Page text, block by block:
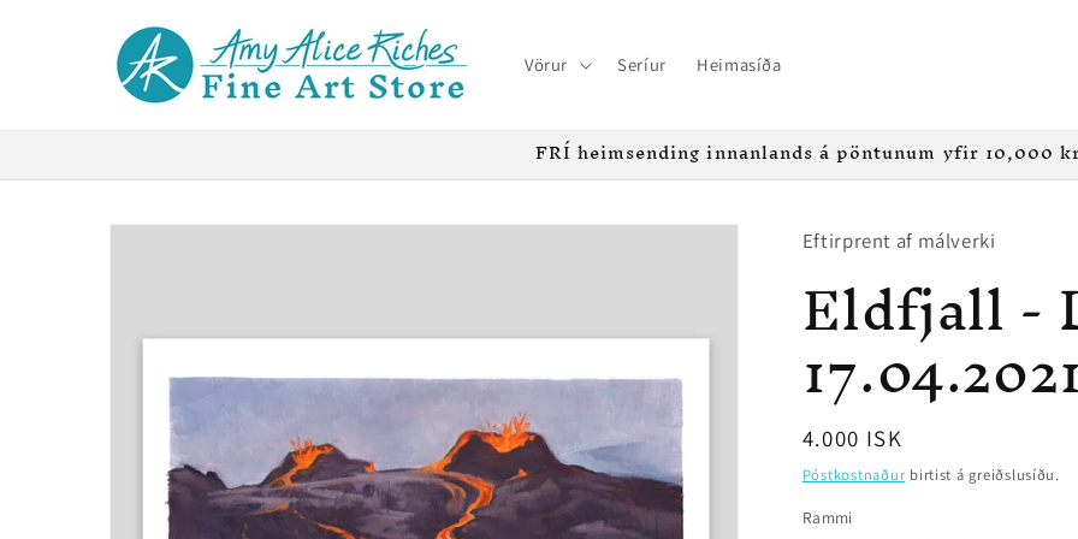
Vörur Seríur Heimasíða
FRÍ heimsending innanlands á pöntunum yfir 10,000
Skip to
Eftirprent af málverki
Eldfjall -
Regular
price
4.000 ISK
Póstkostnaðurbirtist á greiðslusíðu.
Rammi